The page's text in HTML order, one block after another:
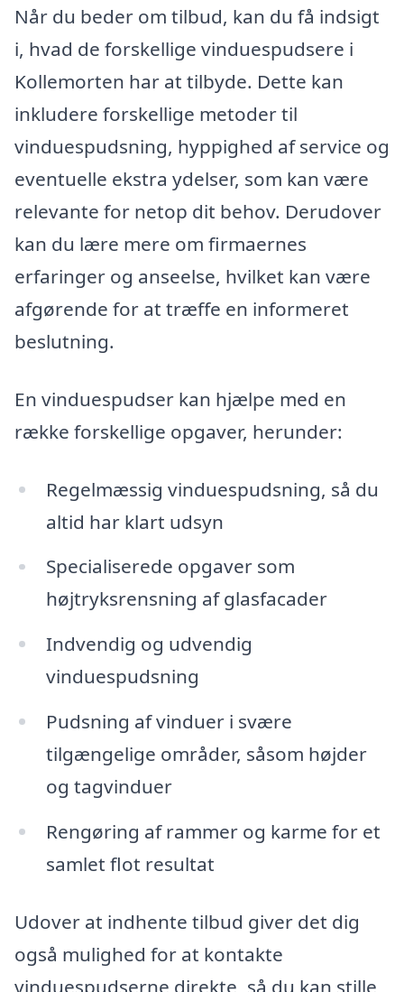
Når du beder om tilbud, kan du få indsigt
i, hvad de forskellige vinduespudsere i
Kollemorten har at tilbyde. Dette kan
inkludere forskellige metoder til
vinduespudsning, hyppighed af service og
eventuelle ekstra ydelser, som kan være
relevante for netop dit behov. Derudover
kan du lære mere om firmaernes
erfaringer og anseelse, hvilket kan være
afgørende for at træffe en informeret
beslutning.
En vinduespudser kan hjælpe med en
række forskellige opgaver, herunder:
Regelmæssig vinduespudsning, så du
altid har klart udsyn
Specialiserede opgaver som
højtryksrensning af glasfacader
Indvendig og udvendig
vinduespudsning
Pudsning af vinduer i svære
tilgængelige områder, såsom højder
og tagvinduer
Rengøring af rammer og karme for et
samlet flot resultat
Udover at indhente tilbud giver det dig
også mulighed for at kontakte
vinduespudserne direkte, så du kan stille